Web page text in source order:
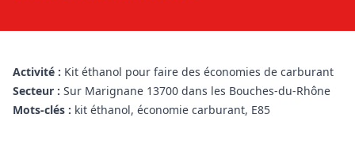
Activité : Kit éthanol pour faire des économies de carburant
Secteur : Sur Marignane 13700 dans les Bouches-du-Rhône
Mots-clés : kit éthanol, économie carburant, E85